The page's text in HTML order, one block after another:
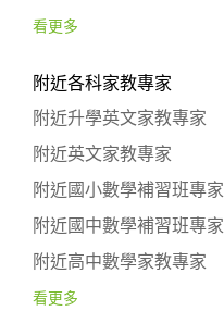
看更多
附近各科家教專家
附近升學英文家教專家
附近英文家教專家
附近國小數學補習班專家
附近國中數學補習班專家
附近高中數學家教專家
看更多